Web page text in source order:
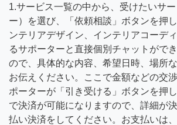
1.サービス一覧の中から、受けたいサ
ー）を選び、「依頼相談」ボタンを押
ンテリアデザイン、インテリアコーデ
るサポーターと直接個別チャットがで
ので、具体的な内容、希望日時、場所
お伝えください。ここで金額などの交
ポーターが「引き受ける」ボタンを押
で決済が可能になりますので、詳細が
払い決済をしてください。お支払いは